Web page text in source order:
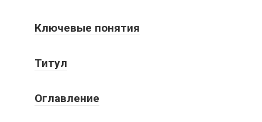
Ключевые понятия
Титул
Оглавление